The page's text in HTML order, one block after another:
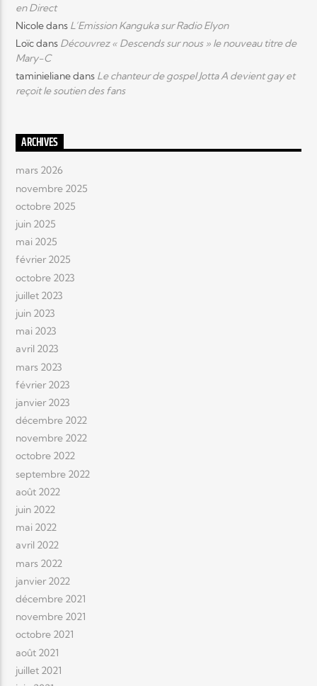
en Direct
Nicoledans L’Emission Kanguka sur Radio Elyon
Loïcdans Découvrez « Descends sur nous » le nouveau titre de
Mary-C
taminielianedans Le chanteur de gospel Jotta A devient gay et
reçoit le soutien des fans
ARCHIVES
mars 2026
novembre 2025
octobre 2025
juin 2025
mai 2025
février 2025
octobre 2023
juillet 2023
juin 2023
mai 2023
avril 2023
mars 2023
février 2023
janvier 2023
décembre 2022
novembre 2022
octobre 2022
septembre 2022
août 2022
juin 2022
mai 2022
avril 2022
mars 2022
janvier 2022
décembre 2021
novembre 2021
octobre 2021
août 2021
juillet 2021